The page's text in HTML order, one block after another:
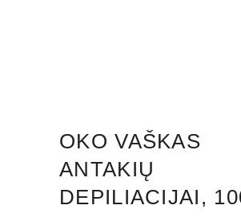
OKO VAŠKAS
ANTAKIŲ
DEPILIACIJAI,